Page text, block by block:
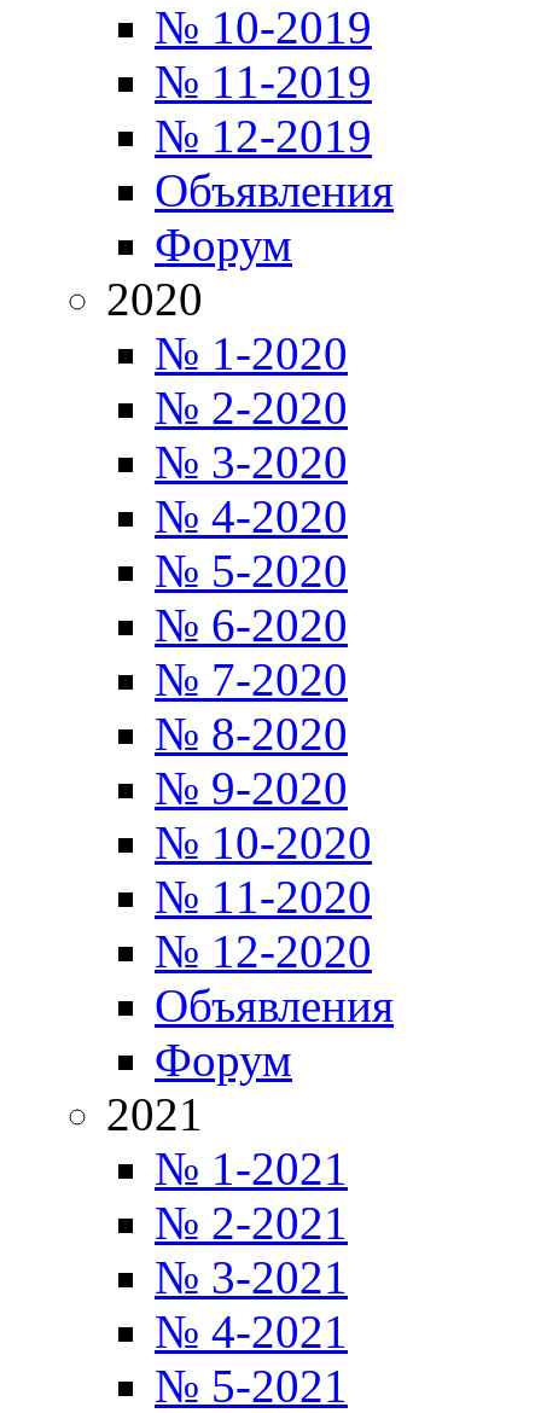
№ 10-2019
№ 11-2019
№ 12-2019
Объявления
Форум
2020
№ 1-2020
№ 2-2020
№ 3-2020
№ 4-2020
№ 5-2020
№ 6-2020
№ 7-2020
№ 8-2020
№ 9-2020
№ 10-2020
№ 11-2020
№ 12-2020
Объявления
Форум
2021
№ 1-2021
№ 2-2021
№ 3-2021
№ 4-2021
№ 5-2021